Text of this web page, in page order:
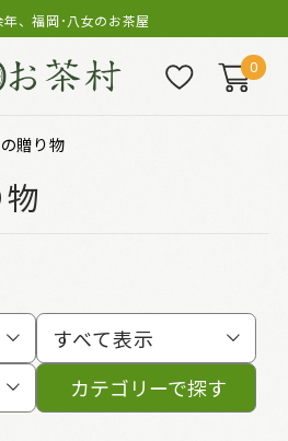
、福岡･八女のお茶屋
0
贈り物
すべて表示
カテゴリーで探す